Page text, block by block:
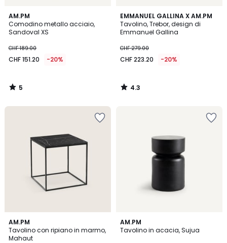
AM.PM
Comodino metallo acciaio,
Sandoval XS
CHF 189.00
CHF 151.20 -20%
5
/
5
5
/
EMMANUEL GALLINA X AM.PM
Tavolino, Trebor, design di
Emmanuel Gallina
CHF 279.00
CHF 223.20 -20%
4.3
/ 5
4.3
/
AM.PM
Tavolino con ripiano in marmo,
Mahaut
4.5
/ 5
AM.PM
Tavolino in acacia, Sujua
4.9
/ 5